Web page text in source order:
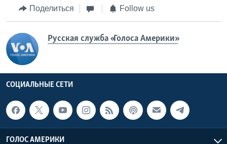
Поделиться Follow us
Русская служба «Голоса Америки»
СОЦИАЛЬНЫЕ СЕТИ
ГОЛОС АМЕРИКИ